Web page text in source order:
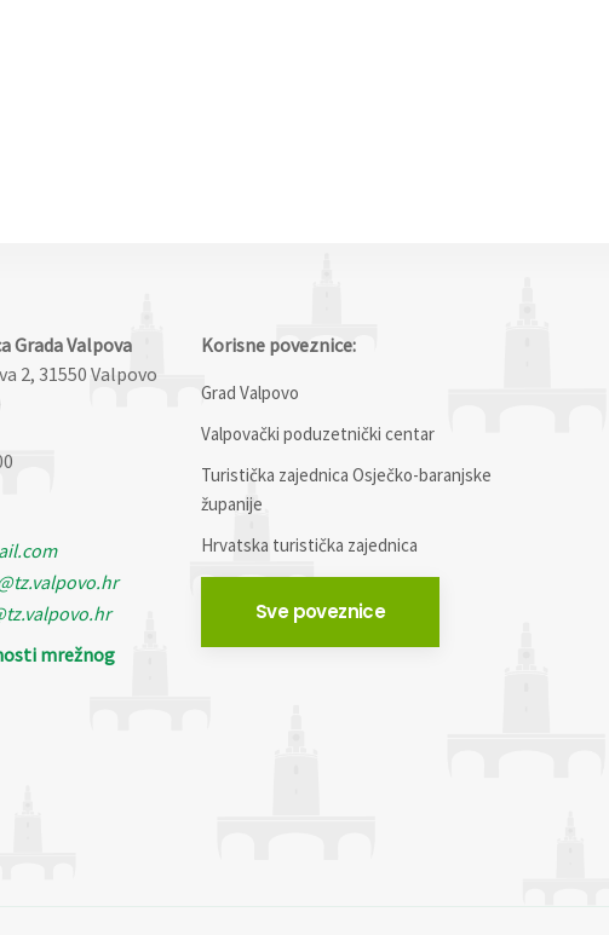
Grada Valpova
2, 31550 Valpovo
mrežnog
Korisne poveznice:
Grad Valpovo
Valpovački poduzetnički centar
Turistička zajednica Osječko-baranjske
županije
Hrvatska turistička zajednica
Sve poveznice